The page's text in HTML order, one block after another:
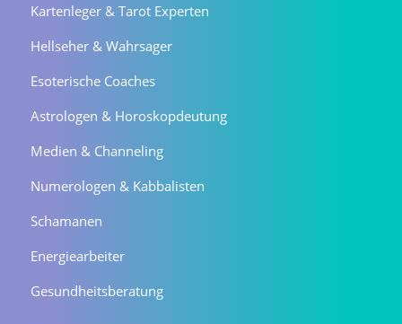
Kartenleger & Tarot Experten
Hellseher & Wahrsager
Esoterische Coaches
Astrologen & Horoskopdeutung
Medien & Channeling
Numerologen & Kabbalisten
Schamanen
Energiearbeiter
Gesundheitsberatung